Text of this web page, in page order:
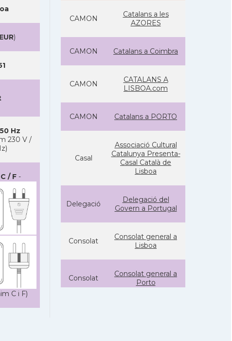
)
Hz
230 V /
C / F-
C i F)
CAMON
Catalans a les
AZORES
CAMON Catalans a Coimbra
CAMON
CATALANS A
LISBOA.com
CAMON Catalans a PORTO
Casal
Associació Cultural
Catalunya Presenta-
Casal Català de
Lisboa
Delegació
Delegació del
Govern a Portugal
Consolat
Consolat general a
Lisboa
Consolat
Consolat general a
Porto